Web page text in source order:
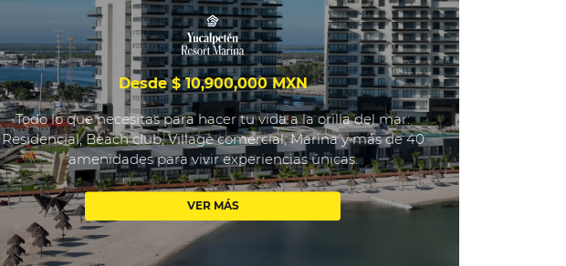
Desde $ 10,900,000 MXN
Todo lo que necesitas para hacer tu vida a la orilla del mar:
Residencial, Beach club, Village comercial, Marina y más de 40
amenidades para vivir experiencias únicas.
VER MÁS